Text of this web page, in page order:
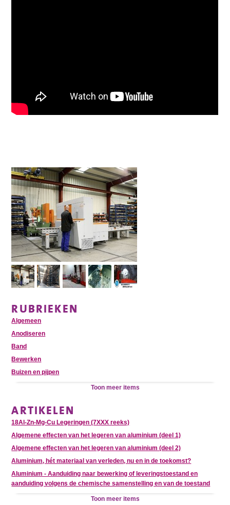
RUBRIEKEN
Algemeen
Anodiseren
Band
Bewerken
Buizen en pijpen
Toon meer items
ARTIKELEN
18Al-Zn-Mg-Cu Legeringen (7XXX reeks)
Algemene effecten van het legeren van aluminium (deel 1)
Algemene effecten van het legeren van aluminium (deel 2)
Aluminium, hét materiaal van verleden, nu en in de toekomst?
Aluminium - Aanduiding naar bewerking of leveringstoestand en
aanduiding volgens de chemische samenstelling en van de toestand
Toon meer items